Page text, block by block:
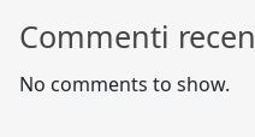
Commenti
No comments to show.